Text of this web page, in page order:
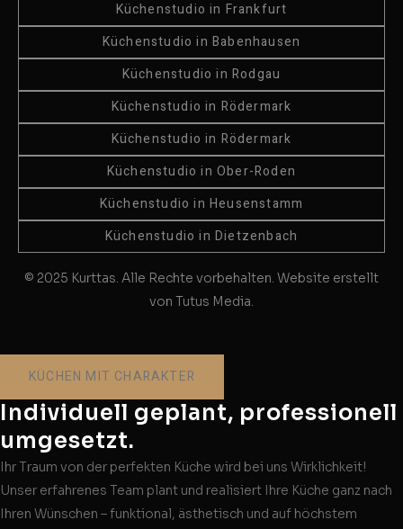
Küchenstudio in Frankfurt
Küchenstudio in Babenhausen
Küchenstudio in Rodgau
Küchenstudio in Rödermark
Küchenstudio in Rödermark
Küchenstudio in Ober-Roden
Küchenstudio in Heusenstamm
Küchenstudio in Dietzenbach
© 2025 Kurttas. Alle Rechte vorbehalten. Website erstellt
von Tutus Media.
KÜCHEN MIT CHARAKTER
Individuell geplant, professionell
umgesetzt.
Ihr Traum von der perfekten Küche wird bei uns Wirklichkeit!
Unser erfahrenes Team plant und realisiert Ihre Küche ganz nach
Ihren Wünschen – funktional, ästhetisch und auf höchstem